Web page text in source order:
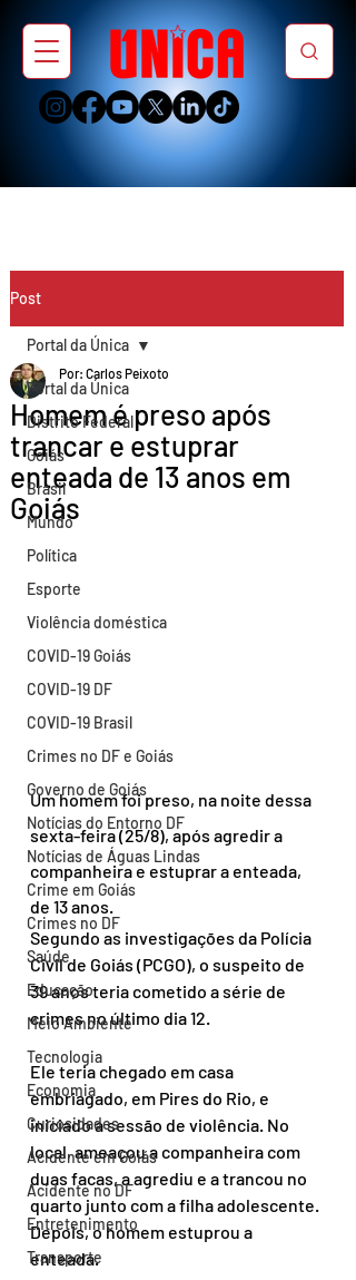
Post
Portal da Única
Distrito Federal
Goiás
Brasil
Mundo
Política
Esporte
Violência doméstica
COVID-19 Goiás
COVID-19 DF
COVID-19 Brasil
Crimes no DF e Goiás
Governo de Goiás
Notícias do Entorno DF
Notícias de Águas Lindas
Crime em Goiás
Crimes no DF
Saúde
Educação
Meio Ambiente
Tecnologia
Economia
Curiosidades
Acidente em Goiás
Acidente no DF
Entretenimento
Transporte
Portal da Única
Homem é preso após
trancar e estuprar
enteada de 13 anos em
Goiás
Por: Carlos Peixoto
Um homem foi preso, na noite dessa
sexta-feira (25/8), após agredir a
companheira e estuprar a enteada,
de 13 anos.
Segundo as investigações da Polícia
Civil de Goiás (PCGO), o suspeito de
39 anos teria cometido a série de
crimes no último dia 12.
Ele teria chegado em casa
embriagado, em Pires do Rio, e
iniciado a sessão de violência. No
local, ameaçou a companheira com
duas facas, a agrediu e a trancou no
quarto junto com a filha adolescente.
Depois, o homem estuprou a
enteada.